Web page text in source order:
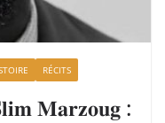
RÉCITS
𝐌𝐚𝐫𝐳𝐨𝐮𝐠 :